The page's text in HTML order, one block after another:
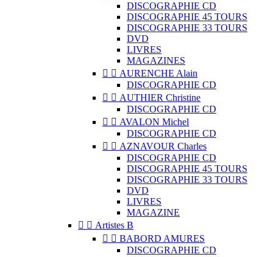
DISCOGRAPHIE CD
DISCOGRAPHIE 45 TOURS
DISCOGRAPHIE 33 TOURS
DVD
LIVRES
MAGAZINES
  AURENCHE Alain
DISCOGRAPHIE CD
  AUTHIER Christine
DISCOGRAPHIE CD
  AVALON Michel
DISCOGRAPHIE CD
  AZNAVOUR Charles
DISCOGRAPHIE CD
DISCOGRAPHIE 45 TOURS
DISCOGRAPHIE 33 TOURS
DVD
LIVRES
MAGAZINE
  Artistes B
  BABORD AMURES
DISCOGRAPHIE CD